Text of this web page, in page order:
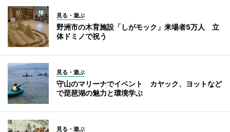
見る・遊ぶ
野洲市の木育施設「しがモック」来場者5万人 立
体ドミノで祝う
見る・遊ぶ
守山のマリーナでイベント カヤック、ヨットなど
で琵琶湖の魅力と環境学ぶ
見る・遊ぶ